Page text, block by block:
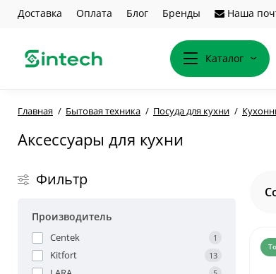
Доставка Оплата Блог Бренды Наша
Каталог
Главная Бытовая техника Посуда для кухни
Аксессуары для кухни
Фильтр
Производитель
Centek 1
Kitfort 13